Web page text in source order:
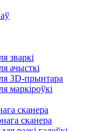
зваркі
ачысткі
3D-прынтара
маркіроўкі
сканера
сканера